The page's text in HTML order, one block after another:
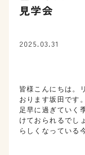
見学会
2025.03.31
皆様こんにちは。
おります坂田です。
足早に過ぎていく
けておられるでし
らしくなっている